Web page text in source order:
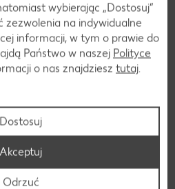
cervelat
A, C, B6 i B12 oraz takie
i wapń. Witaminy B12 i B6
homocysteiny.
serce, kości i mięśnie,
i wysiłku fizycznego.
wybierając „Dostosuj”
zezwolenia na indywidualne
informacji, w tym o prawie do
Państwo w naszej Polityce
o nas znajdziesz tutaj.
Dostosuj
Odrzuć
Akceptuj